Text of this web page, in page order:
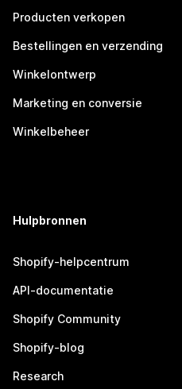
Producten verkopen
Bestellingen en verzending
Winkelontwerp
Marketing en conversie
Winkelbeheer
Hulpbronnen
Shopify-helpcentrum
API-documentatie
Shopify Community
Shopify-blog
Research